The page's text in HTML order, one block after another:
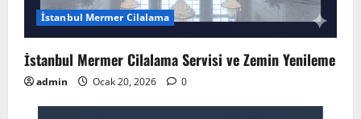
İstanbul Mermer Cilalama
İstanbul Mermer Cilalama Servisi ve Zemin Yenileme
admin Ocak 20, 2026 0